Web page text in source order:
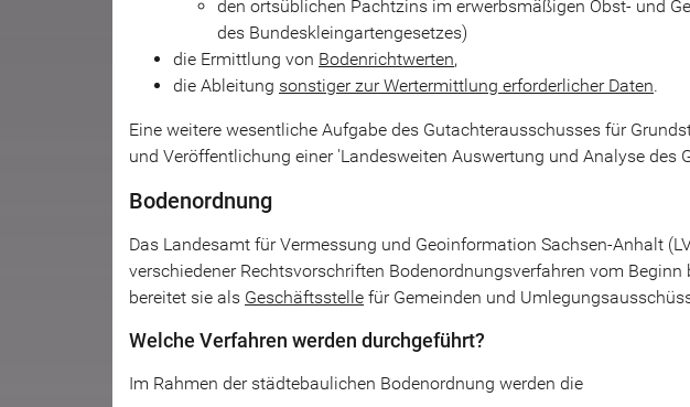
den ortsüblichen Pachtzins im erwerbsmäßigen Obst- und
des Bundeskleingartengesetzes)
die Ermittlung von Bodenrichtwerten,
die Ableitung sonstiger zur Wertermittlung erforderlicher Daten.
Eine weitere wesentliche Aufgabe des Gutachterausschusses für
und Veröffentlichung einer 'Landesweiten Auswertung und Analyse des
Bodenordnung
Das Landesamt für Vermessung und Geoinformation Sachsen-Anhalt
verschiedener Rechtsvorschriften Bodenordnungsverfahren vom Beginn
bereitet sie als Geschäftsstelle für Gemeinden und
Welche Verfahren werden durchgeführt?
Im Rahmen der städtebaulichen Bodenordnung werden die